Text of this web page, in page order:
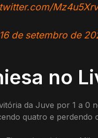
16 de setembro de
no
da Juve por 1 a
quatro e perdendo